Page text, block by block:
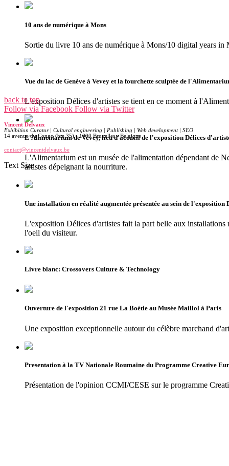
10 ans de numérique à Mons
Sortie du livre 10 ans de numérique à Mons/10 digital years in
Vue du lac de Genève à Vevey et la fourchette sculptée de
L'exposition Délices d'artistes se tient en ce moment à
L'Alimentarium de Vevey, lieu d'accueil de l'exposition Délices
L'Alimentarium est un musée de l'alimentation dépendant de
artistes dépeignant la nourriture.
Une installation en réalité augmentée présentée au sein de
L'exposition Délices d'artistes fait la part belle aux
l'oeil du visiteur.
Livre blanc: Crossovers Culture & Technology
Ouverture de l'exposition 21 rue La Boétie au Musée Maillol à Paris
Une exposition exceptionnelle autour du célèbre marchand
Presentation à la TV Nationale Roumaine du Programme Creative
Présentation de l'opinion CCMI/CESE sur le programme
back to top
Follow via Facebook Follow via Twitter
Vincent Delvaux
Exhibition Curator | Cultural engineering | Publishing | Web development | SEO
14 avenue du Congo (bte 35) - 1000 Bruxelles - Belgique
contact@vincentdelvaux.be
Text Size